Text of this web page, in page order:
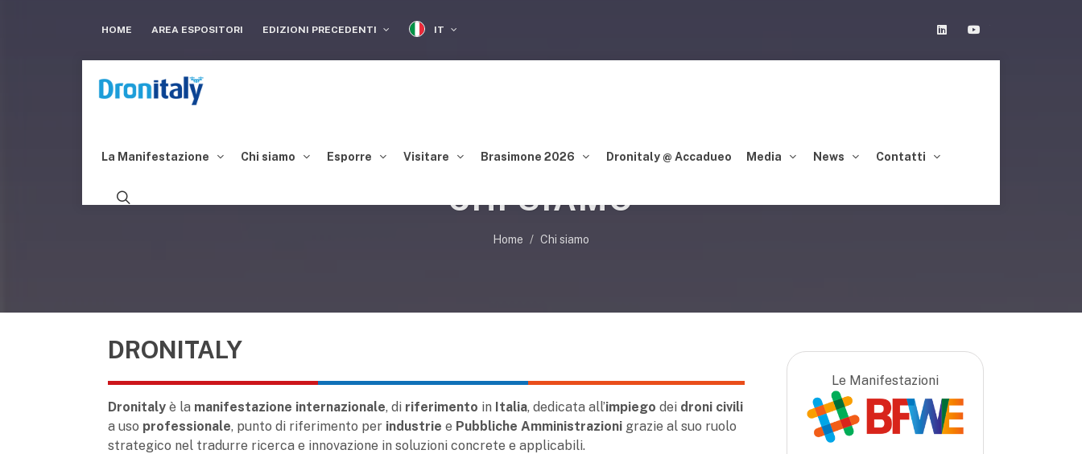
HOME AREA ESPOSITORI EDIZIONI PRECEDENTI IT Linkedin
La Manifestazione Chi siamo Esporre Visitare Brasimone 2026 Dronitaly @ Accadueo Media News Contatti
CHI SIAMO
Home Chi siamo
DRONITALY
Dronitaly è la manifestazione internazionale, di riferimento in Italia, dedicata all’impiego dei droni civili
a uso professionale, punto di riferimento per industrie e Pubbliche Amministrazioni grazie al suo ruolo
strategico nel tradurre ricerca e innovazione in soluzioni concrete e applicabili.
Le Manifestazioni